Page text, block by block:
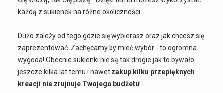
każdą z sukienek na różne okoliczności.
Dużo zależy od tego gdzie się wybierasz oraz jak chcesz się
zaprezentować. Zachęcamy by mieć wybór - to ogromna
wygoda! Obecnie sukienki nie są tak drogie jak to bywało
jeszcze kilka lat temu i nawet zakup kilku przepięknych
kreacji nie zrujnuje Twojego budżetu!